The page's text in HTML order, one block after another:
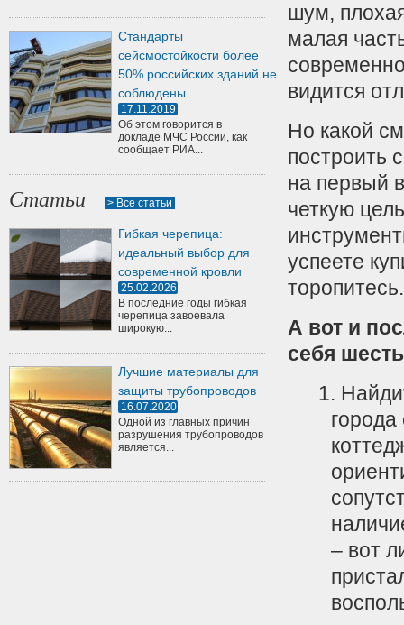
Стандарты
сейсмостойкости более
50% российских зданий не
соблюдены
17.11.2019
Об этом говорится в
докладе МЧС России, как
сообщает РИА...
Статьи > Все статьи
Гибкая черепица:
идеальный выбор для
современной кровли
25.02.2026
В последние годы гибкая
черепица завоевала
широкую...
Лучшие материалы для
защиты трубопроводов
16.07.2020
Одной из главных причин
разрушения трубопроводов
является...
шум,
малая
видится
Но какой
построить
на первый
четкую
успеете
торопитесь.
А вот и
себя
– вот